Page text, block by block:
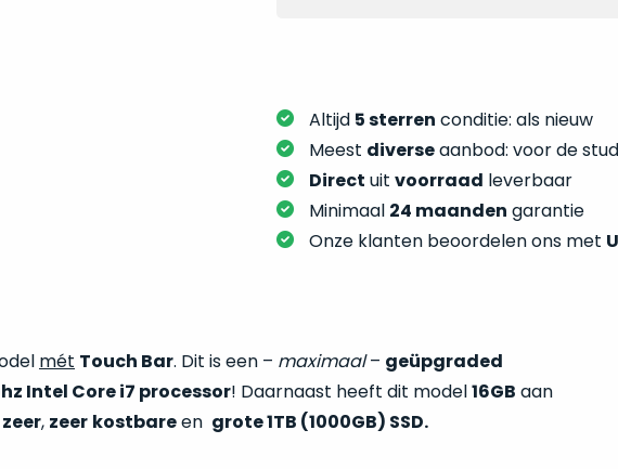
Altijd 5 sterren conditie: als nieuw
Meest diverseaanbod: voor de
Direct uit voorraad leverbaar
Minimaal 24 maanden garantie
Onze klanten beoordelen ons met
mét Touch Bar. Dit is een – maximaal– geüpgraded
Intel Core i7 processor! Daarnaast heeft dit model16GB aan
zeer, zeer kostbareen grote 1TB (1000GB) SSD.